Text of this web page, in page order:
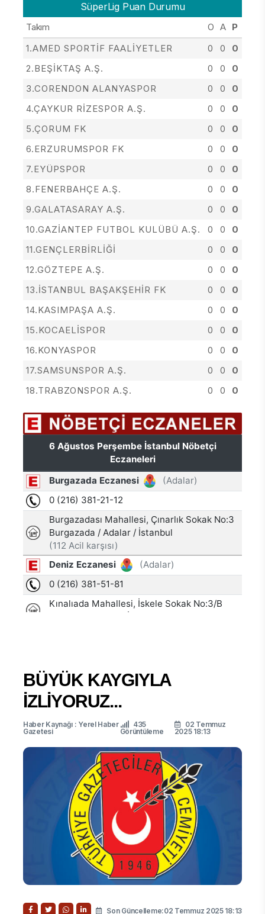
SüperLig Puan Durumu
Takım O A P
1.AMED SPORTİF FAALİYETLER
0 0
0
2.BEŞİKTAŞ A.Ş.
0 0
0
3.CORENDON ALANYASPOR
0 0
0
4.ÇAYKUR RİZESPOR A.Ş.
0 0
0
5.ÇORUM FK
0 0
0
6.ERZURUMSPOR FK
0 0
0
7.EYÜPSPOR
0 0
0
8.FENERBAHÇE A.Ş.
0 0
0
9.GALATASARAY A.Ş.
0 0
0
10.GAZİANTEP FUTBOL KULÜBÜ A.Ş.
0 0
0
11.GENÇLERBİRLİĞİ
0 0
0
12.GÖZTEPE A.Ş.
0 0
0
13.İSTANBUL BAŞAKŞEHİR FK
0 0
0
14.KASIMPAŞA A.Ş.
0 0
0
15.KOCAELİSPOR
0 0
0
16.KONYASPOR
0 0
0
17.SAMSUNSPOR A.Ş.
0 0
0
18.TRABZONSPOR A.Ş.
0 0 0
BÜYÜK KAYGIYLA
İZLİYORUZ...
Haber Kaynağı : Yerel Haber
Gazetesi
435
Görüntüleme
02 Temmuz
2025 18:13
Son Güncelleme:02 Temmuz 2025 18:13